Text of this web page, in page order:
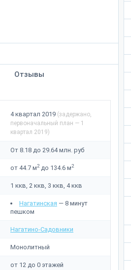
Отзывы
4 квартал 2019 (задержано,
первоначальный план — 1
квартал 2019)
От 8.18 до 29.64 млн. руб
от 44.7 м2до 134.6 м2
1 ккв, 2 ккв, 3 ккв, 4 ккв
Нагатинская — 8 минут
пешком
Нагатино-Садовники
Монолитный
от 12 до 0 этажей